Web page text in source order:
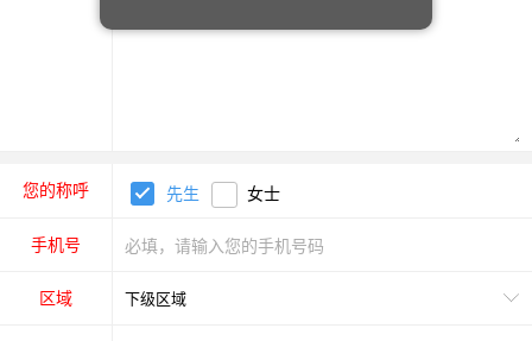
您的称呼 先生 女士
手机号
区域